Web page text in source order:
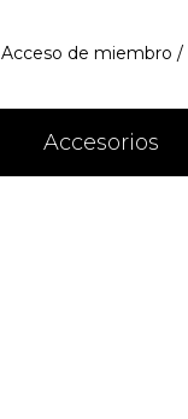
Acceso de miembro /
Accesorios